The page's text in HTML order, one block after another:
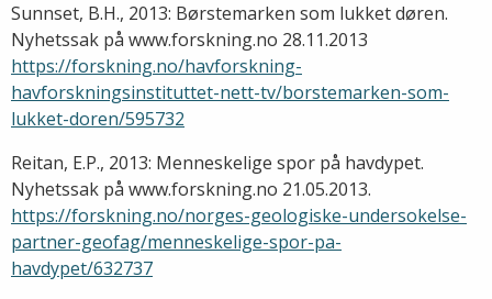
Sunnset, B.H., 2013: Børstemarken som lukket døren.
Nyhetssak på www.forskning.no 28.11.2013
https://forskning.no/havforskning-
havforskningsinstituttet-nett-tv/borstemarken-som-
lukket-doren/595732
Reitan, E.P., 2013: Menneskelige spor på havdypet.
Nyhetssak på www.forskning.no 21.05.2013.
https://forskning.no/norges-geologiske-undersokelse-
partner-geofag/menneskelige-spor-pa-
havdypet/632737